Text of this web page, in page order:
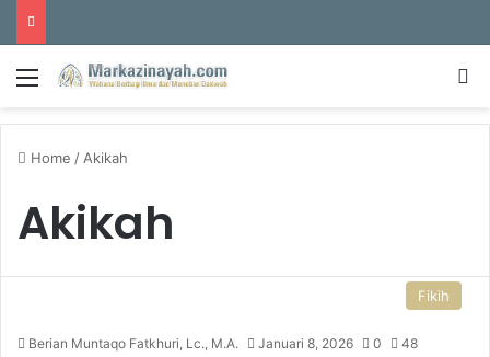
Menu
Home / Akikah
Akikah
Fikih
Berian Muntaqo Fatkhuri, Lc., M.A. Januari 8, 2026 0 48